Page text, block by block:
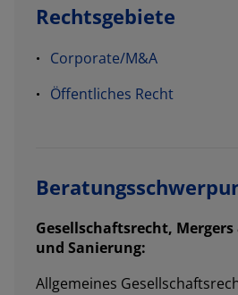
Rechtsgebiete
Corporate/M&A​
Öffentliches Recht
Gesellschaftsrecht,
und Sanierung:
Allgemeines